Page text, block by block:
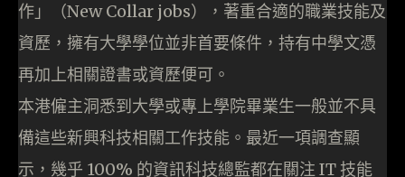
作」（New Collar jobs），著重合適的職業技能及
資歷，擁有大學學位並非首要條件，持有中學文憑
再加上相關證書或資歷便可。
本港僱主洞悉到大學或專上學院畢業生一般並不具
備這些新興科技相關工作技能。最近一項調查顯
示，幾乎 100% 的資訊科技總監都在關注 IT 技能